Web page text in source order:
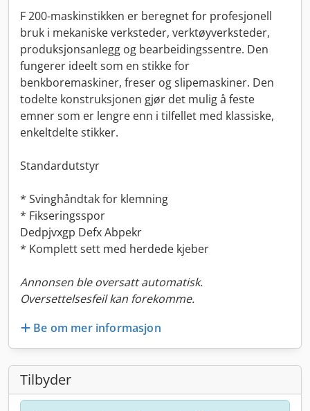
F 200-maskinstikken er beregnet for profesjonell
bruk i mekaniske verksteder, verktøyverksteder,
produksjonsanlegg og bearbeidingssentre. Den
fungerer ideelt som en stikke for
benkboremaskiner, freser og slipemaskiner. Den
todelte konstruksjonen gjør det mulig å feste
emner som er lengre enn i tilfellet med klassiske,
enkeltdelte stikker.
Standardutstyr
* Svinghåndtak for klemning
* Fikseringsspor
Dedpjvxgp Defx Abpekr
* Komplett sett med herdede kjeber
Annonsen ble oversatt automatisk.
Oversettelsesfeil kan forekomme.
Be om mer informasjon
Tilbyder